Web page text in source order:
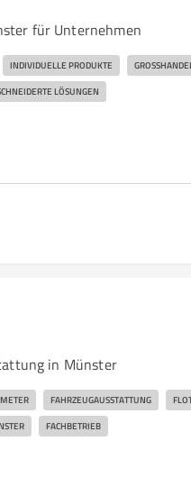
für Unternehmen
INDIVIDUELLE PRODUKTE GROSSHANDEL
LÖSUNGEN
in Münster
FAHRZEUGAUSSTATTUNG
FACHBETRIEB